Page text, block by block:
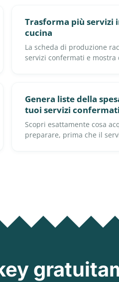
Trasforma più servizi
cucina
La scheda di produzione
servizi confermati e mostra
Genera liste della
tuoi servizi confermati
Scopri esattamente cosa
preparare, prima che il